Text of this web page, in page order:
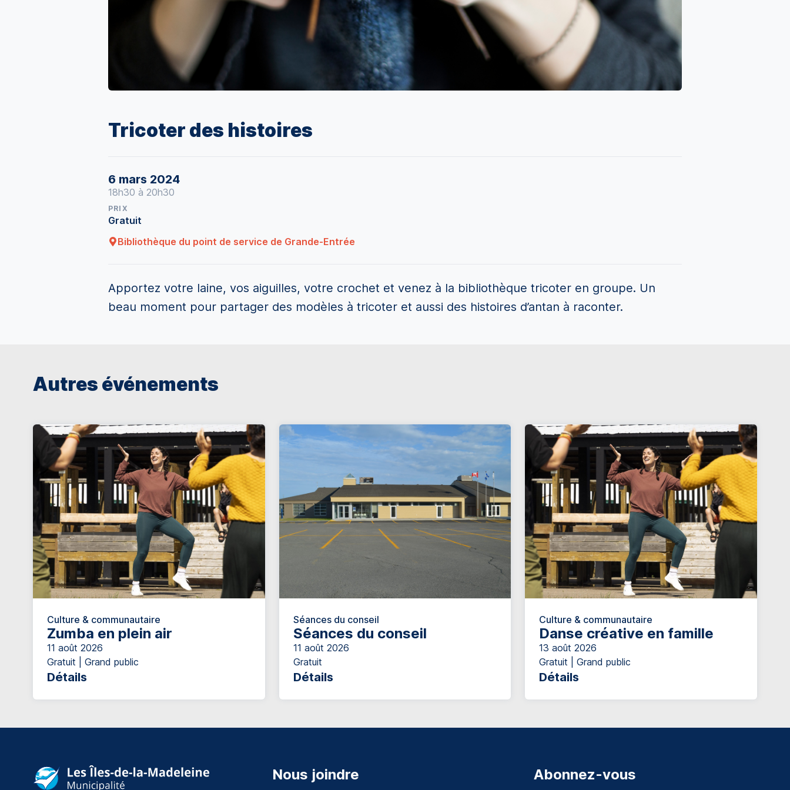
Tricoter des histoires
6 mars 2024
18h30 à 20h30
PRIX
Gratuit
Bibliothèque du point de service de Grande-Entrée
Apportez votre laine, vos aiguilles, votre crochet et venez à la bibliothèque tricoter en groupe. Un
beau moment pour partager des modèles à tricoter et aussi des histoires d’antan à raconter.
Autres événements
Culture & communautaire
Zumba en plein air
11 août 2026
Gratuit | Grand public
Détails
Séances du conseil
Séances du conseil
11 août 2026
Gratuit
Détails
Culture & communautaire
Danse créative en famille
13 août 2026
Gratuit | Grand public
Détails
Nous joindre Abonnez-vous